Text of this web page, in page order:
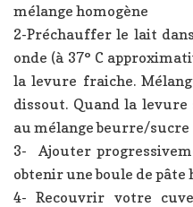
mélange homogène
2-Préchauffer le lait
onde (à 37° C
la levure fraiche.
dissout. Quand la levure
au mélange beurre/sucre
3- Ajouter
obtenir une boule de pâte
4- Recouvrir votre